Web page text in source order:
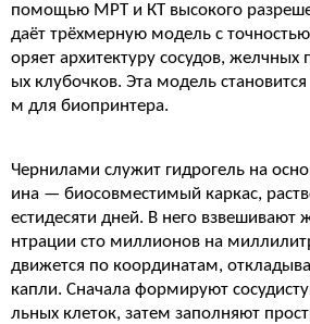
помощью МРТ и КТ высокого
даёт трёхмерную модель с
оряет архитектуру сосудов, желчных
ых клубочков. Эта модель
м для биопринтера.
Чернилами служит гидрогель на
ина — биосовместимый каркас,
естидесяти дней. В него взвешивают
нтрации сто миллионов на
движется по координатам,
капли. Сначала формируют
льных клеток, затем заполняют